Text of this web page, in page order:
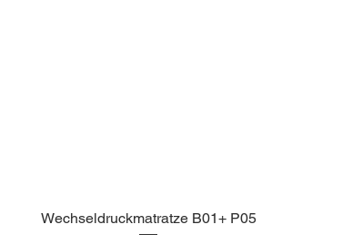
Schnellansicht
Wechseldruckmatratze B01+ P05